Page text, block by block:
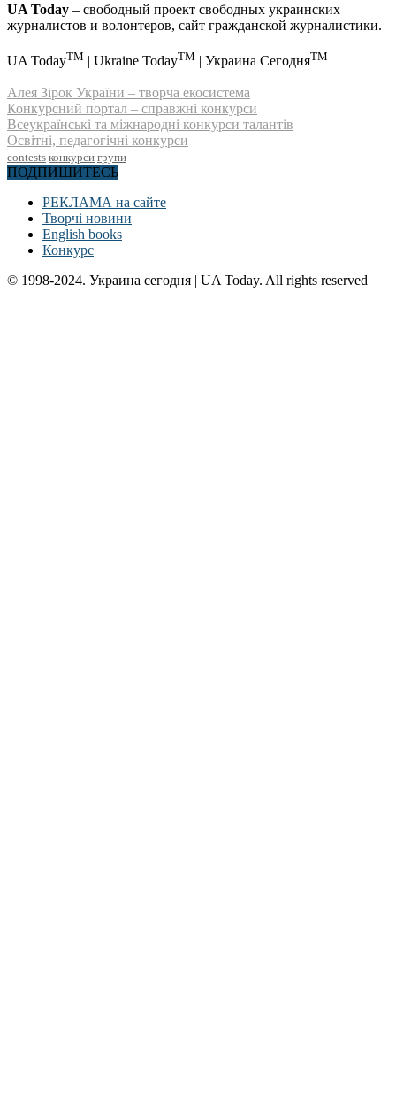
UA Today – свободный проект свободных украинских
журналистов и волонтеров, сайт гражданской журналистики.
UA TodayTM | Ukraine TodayTM | Украина СегодняTM
Алея Зірок України – творча екосистема
Конкурсний портал – справжні конкурси
Всеукраїнські та міжнародні конкурси талантів
Освітні, педагогічні конкурси
contests конкурси групи
ПОДПИШИТЕСЬ
РЕКЛАМА на сайте
Творчі новини
English books
Конкурс
© 1998-2024. Украина сегодня | UA Today. All rights reserved